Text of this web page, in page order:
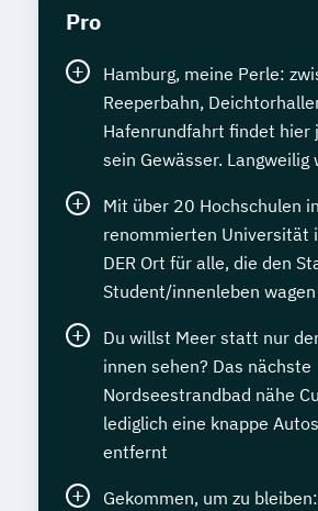
Wirtschaftswissenschaftler
Wirtschafts­ingenieur­wesen
Fahrzeugtechnik
Wirtschafts­ingenieur­wesen
Kunststofftechnik
Wirtschafts­ingenieur­wesen
Wirtschafts­ingenieur­wesen
Zukunftsmanagement
Pro
Hamburg, meine Perle:
Reeperbahn,
Hafenrundfahrt findet hier
sein Gewässer. Langweilig
Mit über 20 Hochschulen
renommierten Universität
DER Ort für alle, die den
Student/innenleben
Du willst Meer statt nur
innen sehen? Das nächste
Nordseestrandbad nähe
lediglich eine knappe
entfernt
Gekommen, um zu